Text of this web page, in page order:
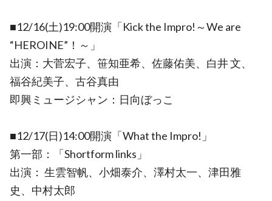
■12/16(土)19:00開演「Kick the Impro!～We are
“HEROINE”！～」
出演：大菅宏子、笹知亜希、佐藤佑美、白井 文、
福谷紀美子、古谷真由
即興ミュージシャン：日向ぼっこ
■12/17(日)14:00開演「What the Impro!」
第一部：「Shortform links」
出演： 生雲智帆、小畑泰介、澤村太一、津田雅
史、中村太郎